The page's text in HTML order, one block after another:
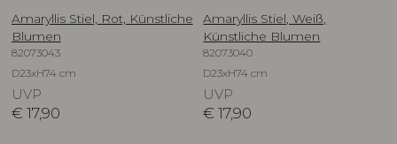
Amaryllis Stiel, Rot, Künstliche
Blumen
82073043
D23xH74 cm
UVP
€ 17,90
Amaryllis Stiel, Weiß,
Künstliche Blumen
82073040
D23xH74 cm
UVP
€ 17,90